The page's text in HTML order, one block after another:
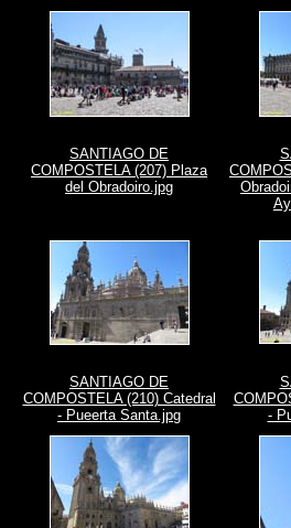
SANTIAGO DE
COMPOSTELA (207) Plaza
del Obradoiro.jpg
SANTIAGO DE
COMPOSTELA (210) Catedral
- Pueerta Santa.jpg
-